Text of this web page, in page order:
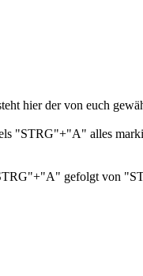
hier der von euch
"STRG"+"A" alles
gefolgt von